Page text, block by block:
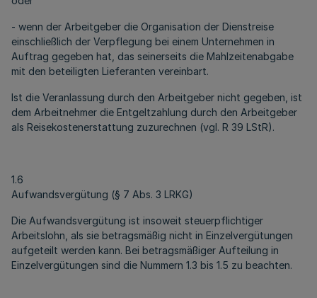
- wenn der Arbeitgeber die Organisation der Dienstreise
einschließlich der Verpflegung bei einem Unternehmen in
Auftrag gegeben hat, das seinerseits die Mahlzeitenabgabe
mit den beteiligten Lieferanten vereinbart.
Ist die Veranlassung durch den Arbeitgeber nicht gegeben, ist
dem Arbeitnehmer die Entgeltzahlung durch den Arbeitgeber
als Reisekostenerstattung zuzurechnen (vgl. R 39 LStR).
1.6
Aufwandsvergütung (§ 7 Abs. 3 LRKG)
Die Aufwandsvergütung ist insoweit steuerpflichtiger
Arbeitslohn, als sie betragsmäßig nicht in Einzelvergütungen
aufgeteilt werden kann. Bei betragsmäßiger Aufteilung in
Einzelvergütungen sind die Nummern 1.3 bis 1.5 zu beachten.